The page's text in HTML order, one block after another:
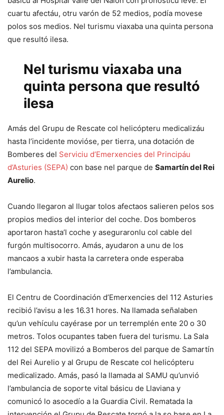
cuartu afectáu, otru varón de 52 medios, podía movese
polos sos medios. Nel turismu viaxaba una quinta persona
que resultó ilesa.
Nel turismu viaxaba una
quinta persona que resultó
ilesa
Amás del Grupu de Rescate col helicópteru medicalizáu
hasta l’incidente movióse, per tierra, una dotación de
Bomberes del Serviciu d’Emerxencies del Principáu
d’Asturies (SEPA) con base nel parque de Samartín del Rei
Aurelio.
Cuando llegaron al llugar tolos afectaos salieren pelos sos
propios medios del interior del coche. Dos bomberos
aportaron hasta’l coche y aseguraronlu col cable del
furgón multisocorro. Amás, ayudaron a unu de los
mancaos a xubir hasta la carretera onde esperaba
l’ambulancia.
El Centru de Coordinación d’Emerxencies del 112 Asturies
recibió l’avisu a les 16.31 hores. Na llamada señalaben
qu’un vehículu cayérase por un terremplén ente 20 o 30
metros. Tolos ocupantes taben fuera del turismu. La Sala
112 del SEPA movilizó a Bomberos del parque de Samartín
del Rei Aurelio y al Grupu de Rescate col helicópteru
medicalizado. Amás, pasó la llamada al SAMU qu’unvió
l’ambulancia de soporte vital básicu de Llaviana y
comunicó lo asocedío a la Guardia Civil. Rematada la